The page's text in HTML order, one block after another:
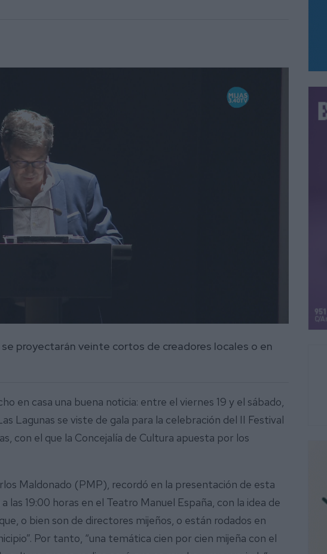
proyectarán veinte cortos de creadores locales o en
en casa una buena noticia: entre el viernes 19 y el sábado,
Lagunas se viste de gala para la celebración del II Festival
con el que la Concejalía de Cultura apuesta por los
Maldonado (PMP), recordó en la presentación de esta
las 19:00 horas en el Teatro Manuel España, con la idea de
o bien son de directores mijeños, o están rodados en
Por tanto, “una temática cien por cien mijeña con el